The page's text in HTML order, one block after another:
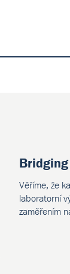
Věříme, že
laboratorní
zaměřením